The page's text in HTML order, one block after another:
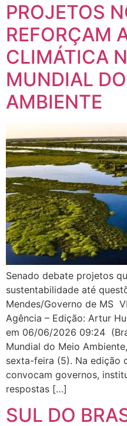
PROJETOS
REFORÇAM
CLIMÁTICA
MUNDIAL
AMBIENTE
Senado debate projetos
sustentabilidade até
Mendes/Governo de MS
Agência – Edição: Artur
em 06/06/2026 09:24
Mundial do Meio
sexta-feira (5). Na edição
convocam governos,
respostas […]
SUL DO